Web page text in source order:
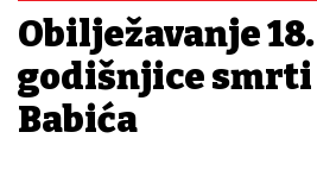
Obilježavanje 18.
godišnjice
Babića